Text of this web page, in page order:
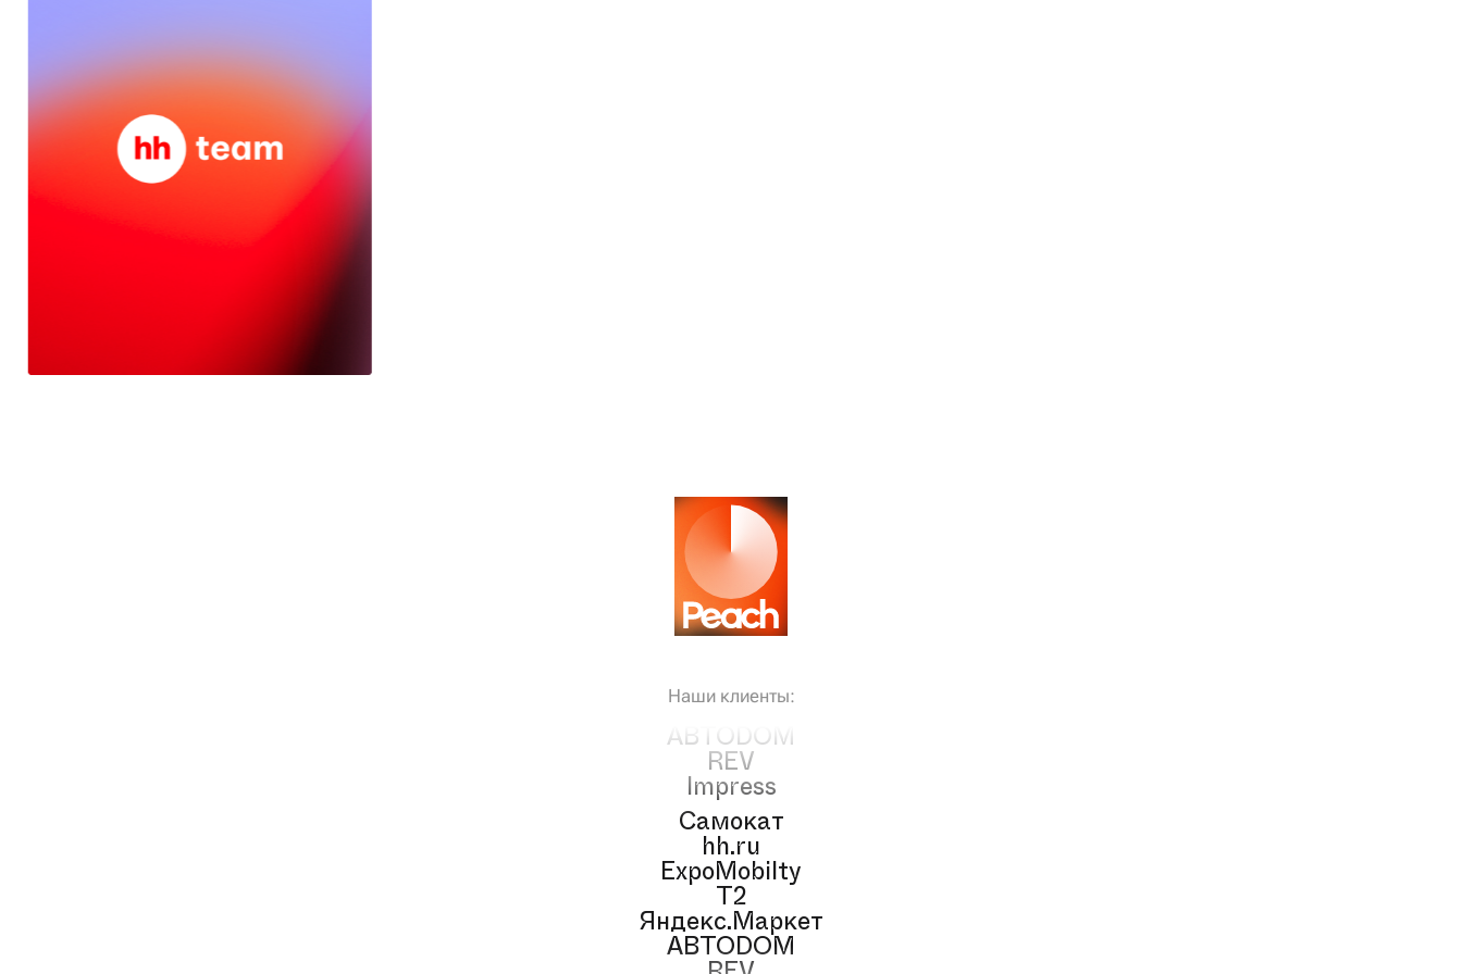
Наши клиенты:
Самокат
hh.ru
Яндекс.Маркет
АВТОDOM
REV
Impress
Самокат
hh.ru
ExpoMobilty
T2
Яндекс.Маркет
АВТОDOM
REV